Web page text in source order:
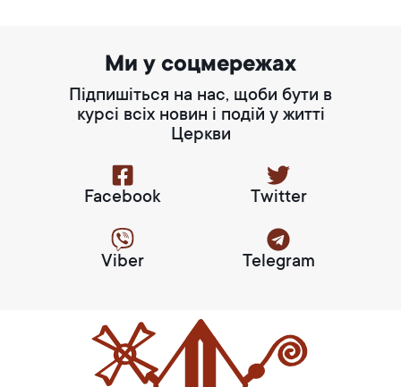
Ми у соцмережах
Підпишіться на нас, щоби бути в
курсі всіх новин і подій у житті
Церкви
Facebook Twitter
Viber Telegram